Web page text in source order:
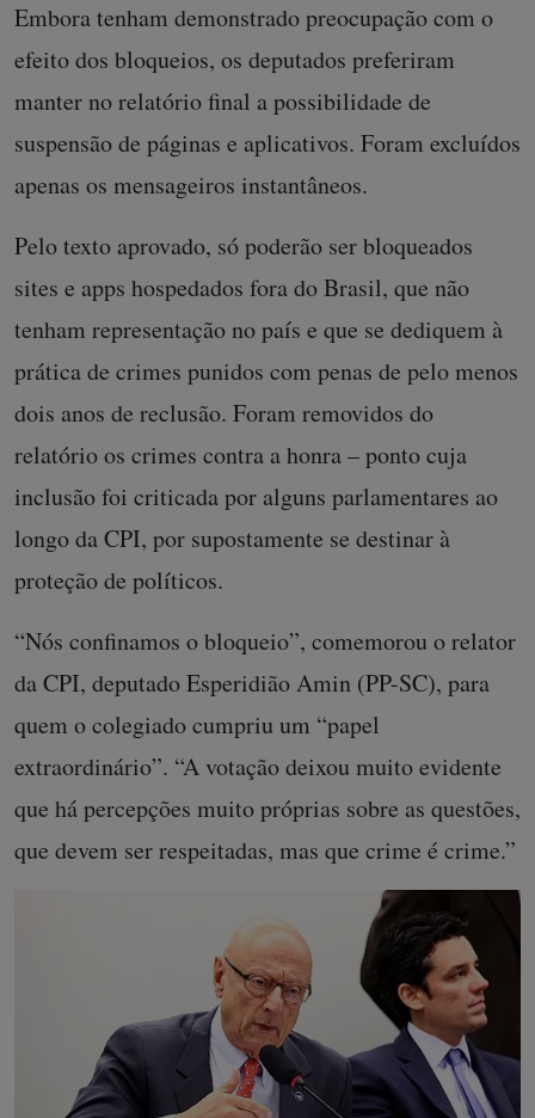
Embora tenham demonstrado preocupação com o
efeito dos bloqueios, os deputados preferiram
manter no relatório final a possibilidade de
suspensão de páginas e aplicativos. Foram excluídos
apenas os mensageiros instantâneos.
Pelo texto aprovado, só poderão ser bloqueados
sites e apps hospedados fora do Brasil, que não
tenham representação no país e que se dediquem à
prática de crimes punidos com penas de pelo menos
dois anos de reclusão. Foram removidos do
relatório os crimes contra a honra – ponto cuja
inclusão foi criticada por alguns parlamentares ao
longo da CPI, por supostamente se destinar à
proteção de políticos.
“Nós confinamos o bloqueio”, comemorou o relator
da CPI, deputado Esperidião Amin (PP-SC), para
quem o colegiado cumpriu um “papel
extraordinário”. “A votação deixou muito evidente
que há percepções muito próprias sobre as questões,
que devem ser respeitadas, mas que crime é crime.”